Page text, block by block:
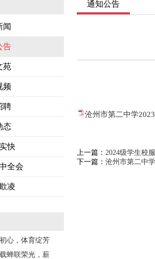
闻
告
苑
频
聘
态
快
全会
凌
心，体育绽芳
蝉联荣光，薪
通知公告
沧州市第二中学
上一篇： 2024级学生校
下一篇： 沧州市第二中